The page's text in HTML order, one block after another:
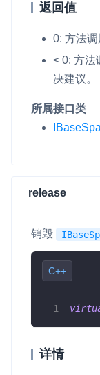
返回值
0: 方法调
< 0: 方法
决建议。
所属接口类
release
销毁
C++
详情